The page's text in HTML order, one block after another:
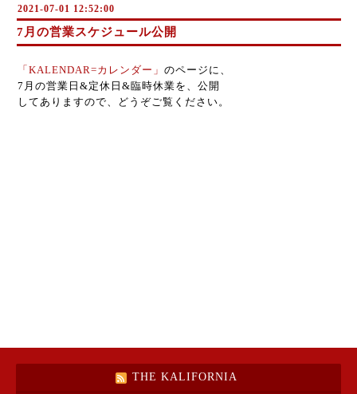
2021-07-01 12:52:00
7月の営業スケジュール公開
「KALENDAR=カレンダー」 のページに、
7月の営業日&定休日&臨時休業を、公開
してありますので、どうぞご覧ください。
THE KALIFORNIA